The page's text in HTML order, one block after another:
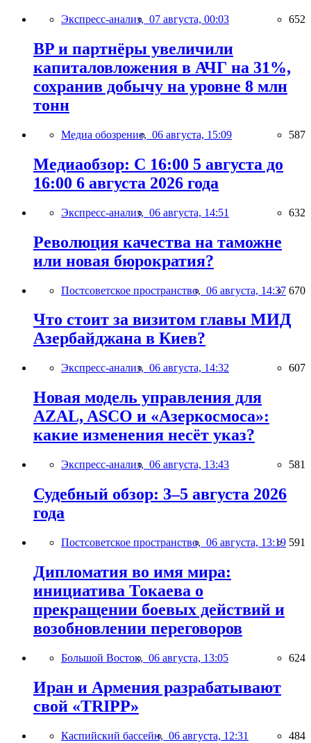
Экспресс-анализ, 07 августа, 00:03 652
BP и партнёры увеличили
капиталовложения в АЧГ на 31%,
сохранив добычу на уровне 8 млн
тонн
Медиа обозрение, 06 августа, 15:09 587
Медиаобзор: С 16:00 5 августа до
16:00 6 августа 2026 года
Экспресс-анализ, 06 августа, 14:51 632
Революция качества на таможне
или новая бюрократия?
Постсоветское пространство, 06 августа, 14:37 670
Что стоит за визитом главы МИД
Азербайджана в Киев?
Экспресс-анализ, 06 августа, 14:32 607
Новая модель управления для
AZAL, ASCO и «Азеркосмоса»:
какие изменения несёт указ?
Экспресс-анализ, 06 августа, 13:43 581
Судебный обзор: 3–5 августа 2026
года
Постсоветское пространство, 06 августа, 13:19 591
Дипломатия во имя мира:
инициатива Токаева о
прекращении боевых действий и
возобновлении переговоров
Большой Восток, 06 августа, 13:05 624
Иран и Армения разрабатывают
свой «TRIPP»
Каспийский бассейн, 06 августа, 12:31 484